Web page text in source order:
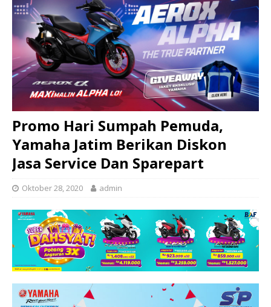
Promo Hari Sumpah Pemuda,
Yamaha Jatim Berikan Diskon
Jasa Service Dan Sparepart
Oktober 28, 2020 admin